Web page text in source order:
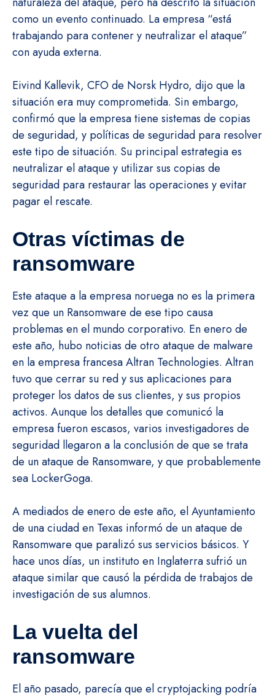
como un evento continuado. La empresa “está
trabajando para contener y neutralizar el ataque”
con ayuda externa.
Eivind Kallevik, CFO de Norsk Hydro, dijo que la
situación era muy comprometida. Sin embargo,
confirmó que la empresa tiene sistemas de copias
de seguridad, y políticas de seguridad para resolver
este tipo de situación. Su principal estrategia es
neutralizar el ataque y utilizar sus copias de
seguridad para restaurar las operaciones y evitar
pagar el rescate.
Otras víctimas de
ransomware
Este ataque a la empresa noruega no es la primera
vez que un Ransomware de ese tipo causa
problemas en el mundo corporativo. En enero de
este año, hubo noticias de otro ataque de malware
en la empresa francesa Altran Technologies. Altran
tuvo que cerrar su red y sus aplicaciones para
proteger los datos de sus clientes, y sus propios
activos. Aunque los detalles que comunicó la
empresa fueron escasos, varios investigadores de
seguridad llegaron a la conclusión de que se trata
de un ataque de Ransomware, y que probablemente
sea LockerGoga.
A mediados de enero de este año, el Ayuntamiento
de una ciudad en Texas informó de un ataque de
Ransomware que paralizó sus servicios básicos. Y
hace unos días, un instituto en Inglaterra sufrió un
ataque similar que causó la pérdida de trabajos de
investigación de sus alumnos.
La vuelta del
ransomware
El año pasado, parecía que el cryptojacking podría